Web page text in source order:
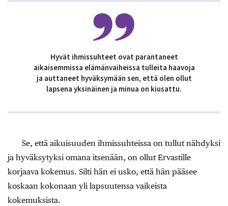
Hyvät ihmissuhteet ovat parantaneet
aikaisemmissa elämänvaiheissa tulleita haavoja
ja auttaneet hyväksymään sen, että olen ollut
lapsena yksinäinen ja minua on kiusattu.
Se, että aikuisuuden ihmissuhteissa on tullut nähdyksi
ja hyväksytyksi omana itsenään, on ollut Ervastille
korjaava kokemus. Silti hän ei usko, että hän pääsee
koskaan kokonaan yli lapsuutensa vaikeista
kokemuksista.